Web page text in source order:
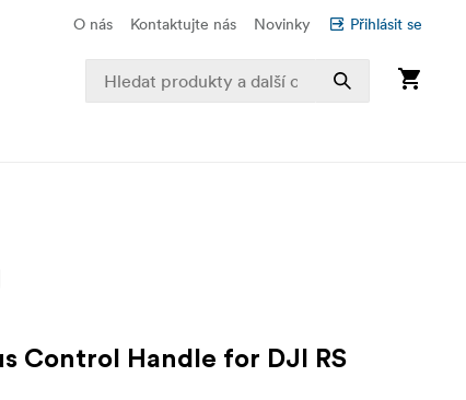
O nás Kontaktujte nás Novinky Přihlásit se
Control Handle for DJI RS